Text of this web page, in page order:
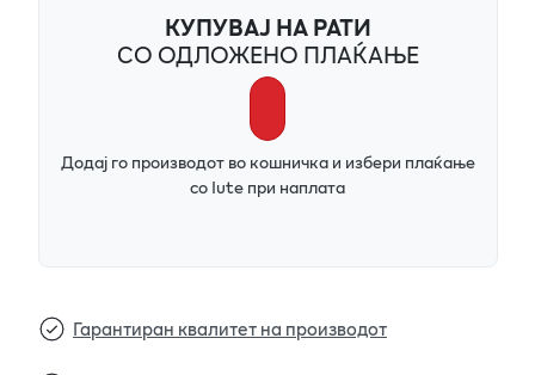
КУПУВАЈ НА РАТИ
СО ОДЛОЖЕНО ПЛАЌАЊЕ
Додај го производот во кошничка и избери плаќање
со Iute при наплата
Гарантиран квалитет на производот